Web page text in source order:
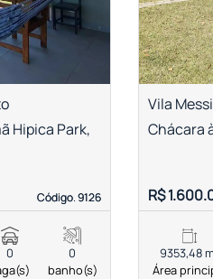
Código. 9126
Código. 9126
Hipica Park,
0
0
banho(s)
Vila
Chácara
R$
9353,48
Área